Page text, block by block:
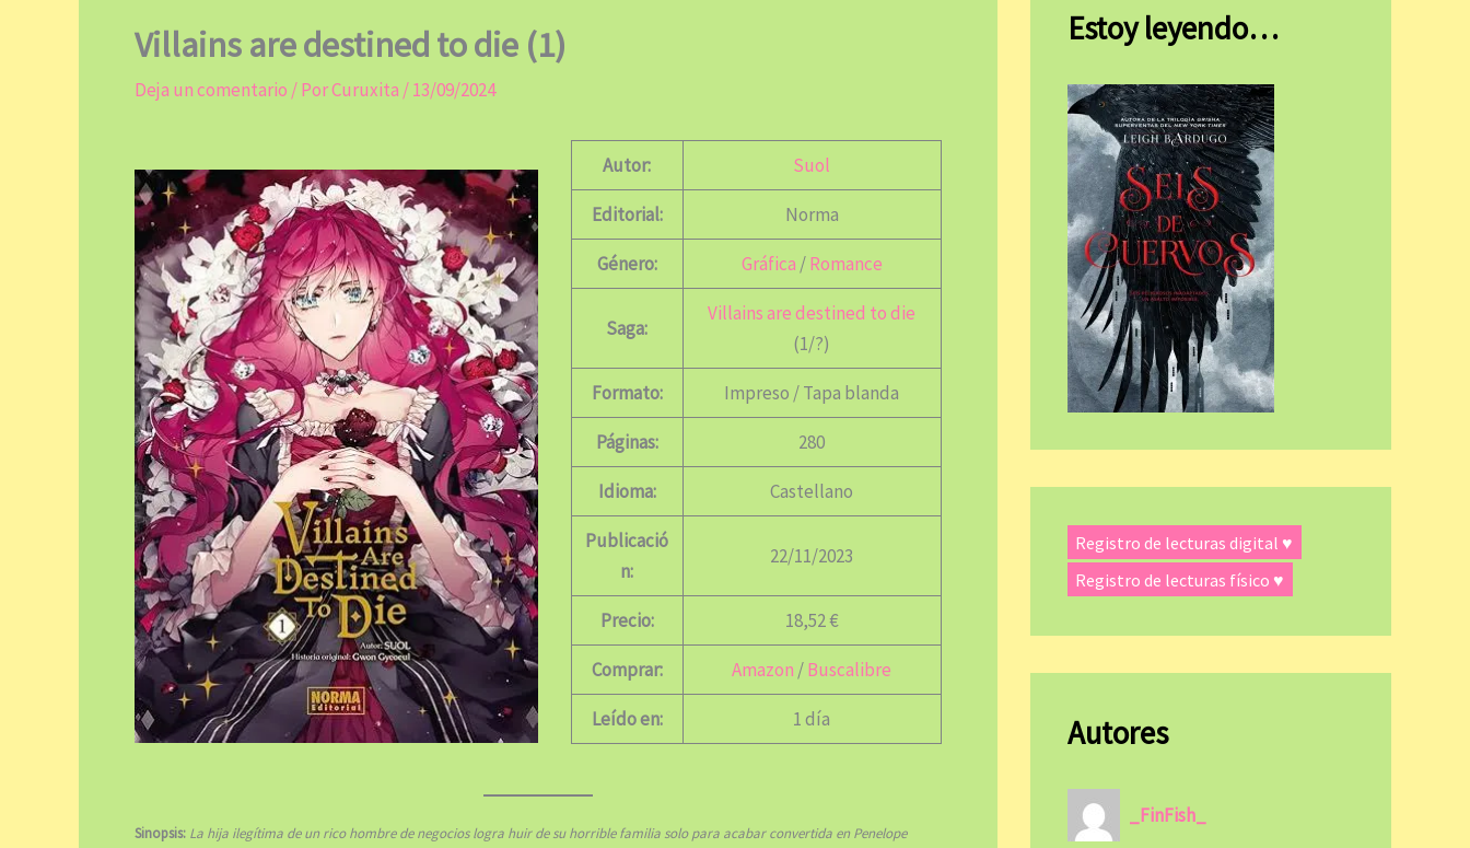
Villains are destined to die (1)
Deja un comentario / PorCuruxita /13/09/2024
Autor: Suol
Editorial: Norma
Género: Gráfica /Romance
Saga:
Villains are destined to die
(1/?)
Formato: Impreso / Tapa blanda
Páginas: 280
Idioma: Castellano
Publicació
n:
22/11/2023
Precio: 18,52 €
Comprar: Amazon /Buscalibre
Leído en: 1 día
Sinopsis: La hija ilegítima de un rico hombre de negocios logra huir de su horrible familia solo para acabar convertida en Penelope
Estoy leyendo…
Registro de lecturas digital ♥
Registro de lecturas físico ♥
Autores
_FinFish_